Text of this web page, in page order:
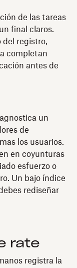
de las tareas
final claros.
del registro,
completan
antes de
un
de
los usuarios.
en coyunturas
esfuerzo o
Un bajo índice
rediseñar
rate
registra la